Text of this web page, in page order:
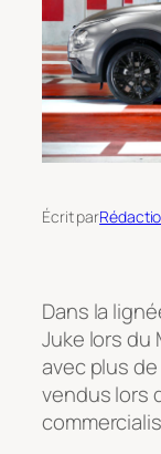
Écrit par
Dans la
Juke lors du
avec plus de
vendus lors